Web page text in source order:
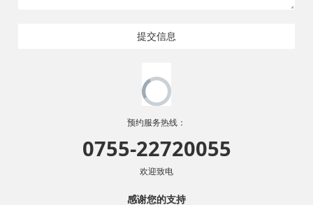
提交信息
预约服务热线：
0755-22720055
欢迎致电
感谢您的支持